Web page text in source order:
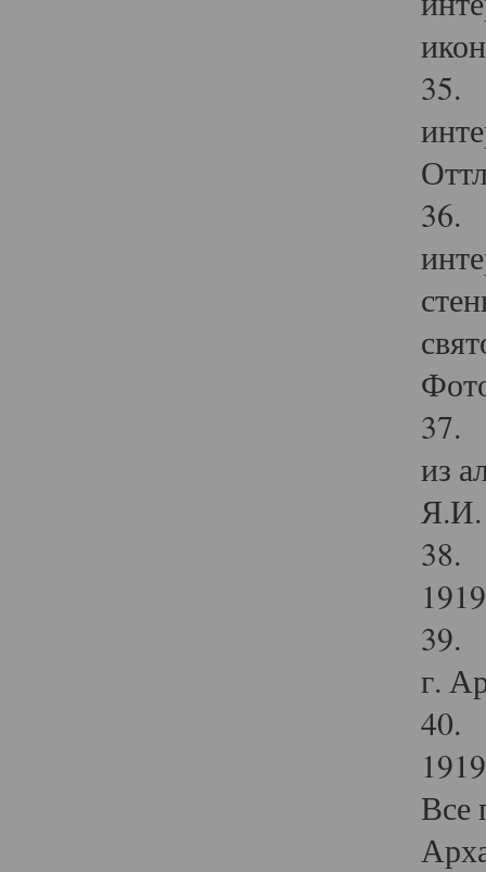
35.
36.
37.
из
Я.И.
38.
39.
г.
40.
Все